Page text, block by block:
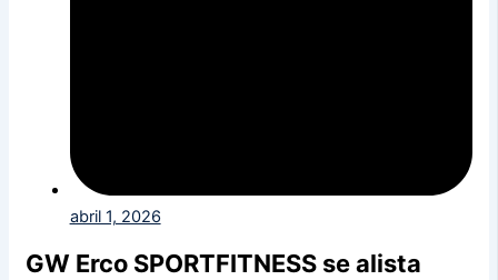
abril 1, 2026
GW Erco SPORTFITNESS se alista